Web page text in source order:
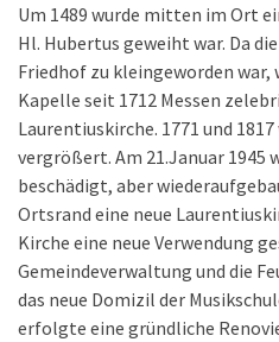
Um 1489 wurde mitten im Ort
Hl. Hubertus geweiht war. Da
Friedhof zu kleingeworden war,
Kapelle seit 1712 Messen
Laurentiuskirche. 1771 und
vergrößert. Am 21.Januar 1945
beschädigt, aber
Ortsrand eine neue
Kirche eine neue Verwendung
Gemeindeverwaltung und die
das neue Domizil der
erfolgte eine gründliche